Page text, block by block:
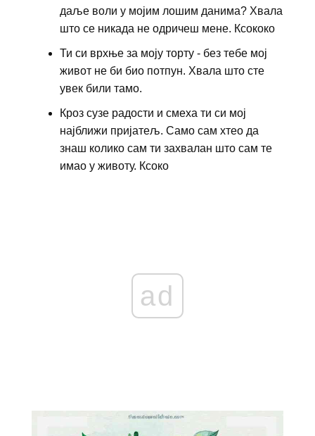
даље воли у мојим лошим данима? Хвала
што се никада не одричеш мене. Ксококо
Ти си врхње за моју торту - без тебе мој
живот не би био потпун. Хвала што сте
увек били тамо.
Кроз сузе радости и смеха ти си мој
најближи пријатељ. Само сам хтео да
знаш колико сам ти захвалан што сам те
имао у животу. Ксоко
ad